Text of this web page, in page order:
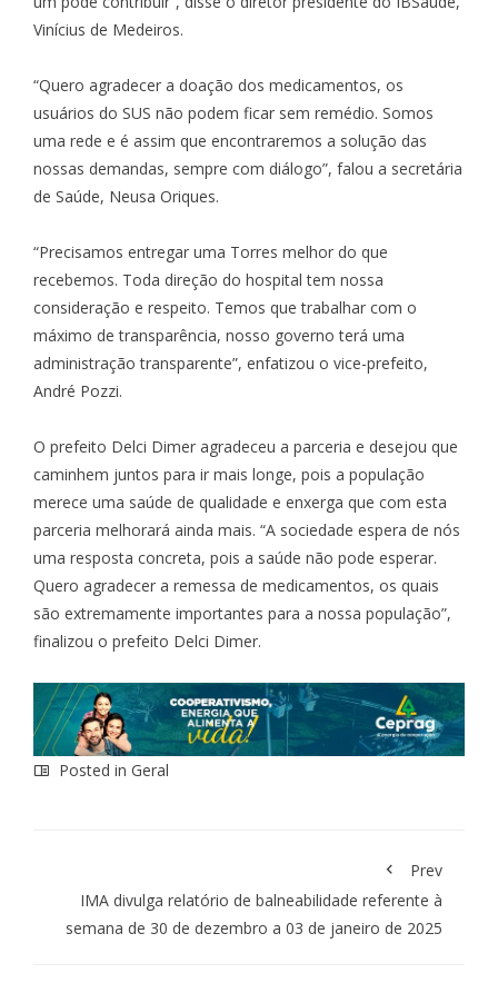
Vinícius de Medeiros.
“Quero agradecer a doação dos medicamentos, os
usuários do SUS não podem ficar sem remédio. Somos
uma rede e é assim que encontraremos a solução das
nossas demandas, sempre com diálogo”, falou a secretária
de Saúde, Neusa Oriques.
“Precisamos entregar uma Torres melhor do que
recebemos. Toda direção do hospital tem nossa
consideração e respeito. Temos que trabalhar com o
máximo de transparência, nosso governo terá uma
administração transparente”, enfatizou o vice-prefeito,
André Pozzi.
O prefeito Delci Dimer agradeceu a parceria e desejou que
caminhem juntos para ir mais longe, pois a população
merece uma saúde de qualidade e enxerga que com esta
parceria melhorará ainda mais. “A sociedade espera de nós
uma resposta concreta, pois a saúde não pode esperar.
Quero agradecer a remessa de medicamentos, os quais
são extremamente importantes para a nossa população”,
finalizou o prefeito Delci Dimer.
Posted in Geral
Prev
IMA divulga relatório de balneabilidade referente à
semana de 30 de dezembro a 03 de janeiro de 2025